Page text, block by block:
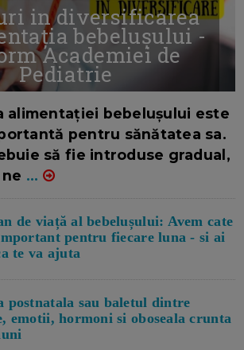
in diversificarea
bebelușului -
Academiei de
Pediatrie
alimentației bebelușului este
pentru sănătatea sa.
să fie introduse gradual,
...
de viață al bebelușului: Avem cate
pentru fiecare luna - si ai
te va ajuta
postnatala sau baletul dintre
emotii, hormoni si oboseala crunta